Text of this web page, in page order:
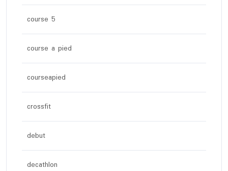
course 5
course a pied
courseapied
crossfit
debut
decathlon